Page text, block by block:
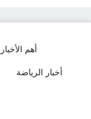
أهم الأخبار
أخبار الرياضة